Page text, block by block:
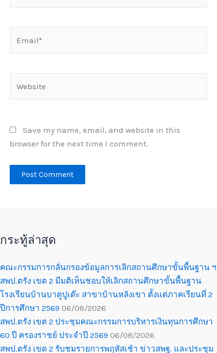
Save my name, email, and website in this
browser for the next time I comment.
กระทู้ล่าสุด
คณะกรรมการกลั่นกรองข้อมูลการเลิกสถานศึกษาขั้นพื้นฐาน ฯ
สพป.ตรัง เขต 2 มีมติเห็นชอบให้เลิกสถานศึกษาขั้นพื้นฐาน
โรงเรียนบ้านบาตูปูเต๊ะ สาขาบ้านหลังเขา ตั้งแต่ภาคเรียนที่ 2
ปีการศึกษา 2569 06/08/2026
สพป.ตรัง เขต 2 ประชุมคณะกรรมการบริหารเงินทุนการศึกษา
60 ปี ครองราชย์ ประจำปี 2569 06/08/2026
สพป.ตรัง เขต 2 รับชมรายการพฤหัสเช้า ข่าวสพฐ. และประชุม